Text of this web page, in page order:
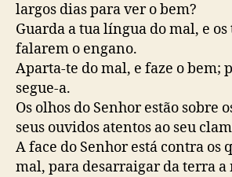
largos dias para ver o bem?
Guarda a tua língua do mal, e os
falarem o engano.
Aparta-te do mal, e faze o bem;
segue-a.
Os olhos do Senhor estão sobre
seus ouvidos atentos ao seu
A face do Senhor está contra os
mal, para desarraigar da terra a